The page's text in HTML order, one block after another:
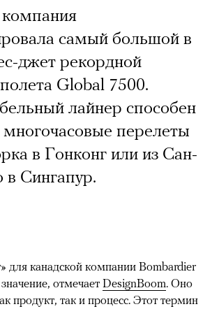
самый большой в
джет рекордной
Global 7500.
лайнер способен
перелеты
в Гонконг или из Сан-
Сингапур.
для канадской компании Bombardier
отмечает DesignBoom. Оно
продукт, так и процесс. Этот термин